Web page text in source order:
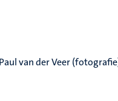
van der Veer